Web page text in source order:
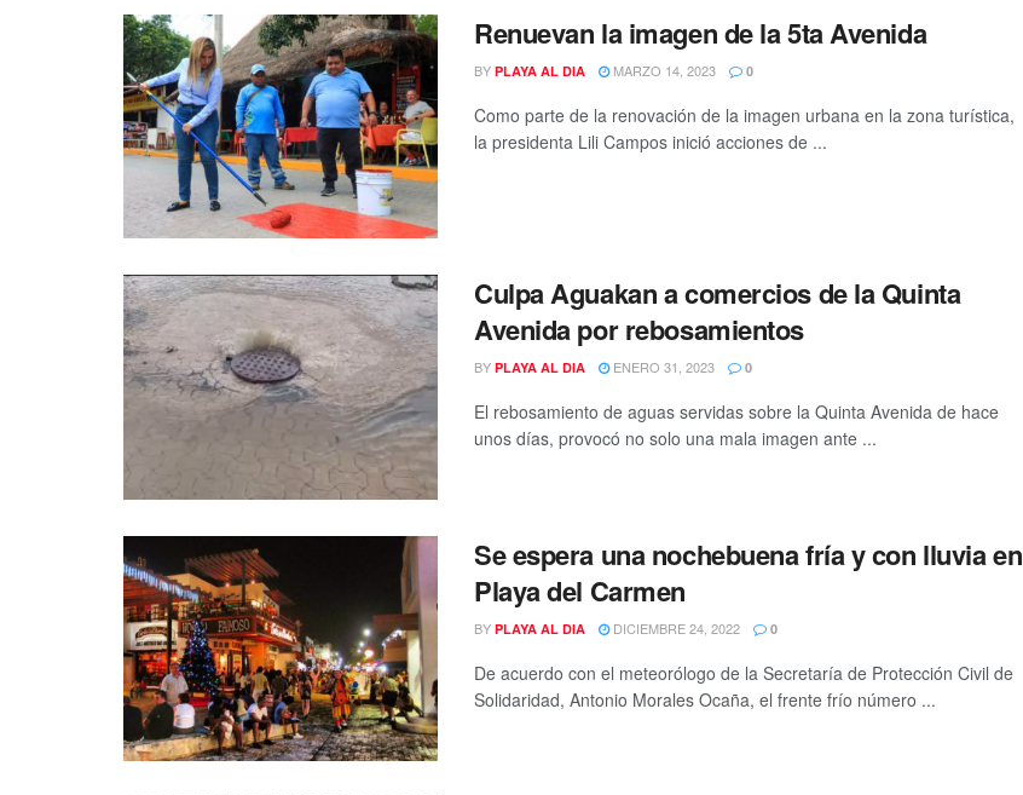
Renuevan la imagen de la 5ta Avenida
BY PLAYA AL DIA MARZO 14, 2023 0
Como parte de la renovación de la imagen urbana en la zona turística,
la presidenta Lili Campos inició acciones de ...
Culpa Aguakan a comercios de la Quinta
Avenida por rebosamientos
BY PLAYA AL DIA ENERO 31, 2023 0
El rebosamiento de aguas servidas sobre la Quinta Avenida de hace
unos días, provocó no solo una mala imagen ante ...
Se espera una nochebuena fría y con lluvia en
Playa del Carmen
BY PLAYA AL DIA DICIEMBRE 24, 2022 0
De acuerdo con el meteorólogo de la Secretaría de Protección Civil de
Solidaridad, Antonio Morales Ocaña, el frente frío número ...